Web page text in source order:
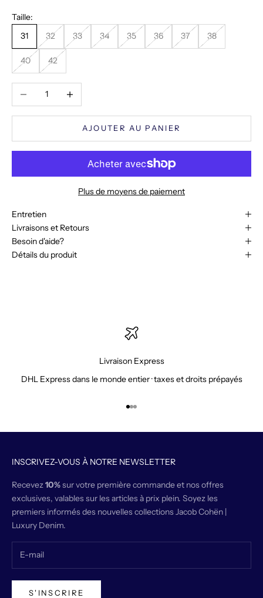
Taille:
31
32 33 34 35 36 37 38
40 42
Diminuer la quantité
AJOUTER AU PANIER
Plus de moyens de paiement
Entretien
Livraisons et Retours
Besoin d'aide?
Détails du produit
Livraison Express
DHL Express dans le monde entier · taxes et droits prépayés
Aller à l'élément 1
Aller à l'élément 2
Aller à l'élément 3
INSCRIVEZ-VOUS À NOTRE NEWSLETTER
Recevez10%sur votre première commande et nos offres
exclusives, valables sur les articles à prix plein. Soyez les
premiers informés des nouvelles collections Jacob Cohën |
Luxury Denim.
S'INSCRIRE